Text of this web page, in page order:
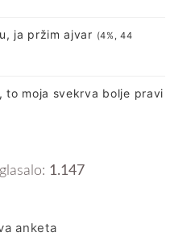
ja pržim ajvar (4%, 44
to moja svekrva bolje pravi
1.147
anketa